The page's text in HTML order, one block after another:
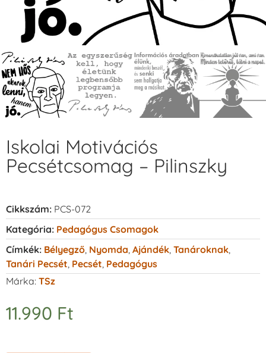
Iskolai Motivációs
Pecsétcsomag – Pilinszky
Cikkszám: PCS-072
Kategória: Pedagógus Csomagok
Címkék: Bélyegző Nyomda Ajándék Tanároknak
Tanári Pecsét Pecsét Pedagógus
Márka: TSz
11.990 Ft